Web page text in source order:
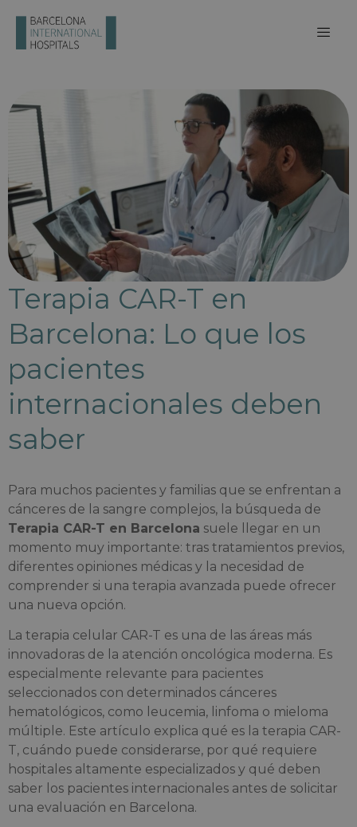
Terapia CAR-T en
Barcelona: Lo que los
pacientes
internacionales deben
saber
Para muchos pacientes y familias que se enfrentan a
cánceres de la sangre complejos, la búsqueda de
Terapia CAR-T en Barcelona suele llegar en un
momento muy importante: tras tratamientos previos,
diferentes opiniones médicas y la necesidad de
comprender si una terapia avanzada puede ofrecer
una nueva opción.
La terapia celular CAR-T es una de las áreas más
innovadoras de la atención oncológica moderna. Es
especialmente relevante para pacientes
seleccionados con determinados cánceres
hematológicos, como leucemia, linfoma o mieloma
múltiple. Este artículo explica qué es la terapia CAR-
T, cuándo puede considerarse, por qué requiere
hospitales altamente especializados y qué deben
saber los pacientes internacionales antes de solicitar
una evaluación en Barcelona.